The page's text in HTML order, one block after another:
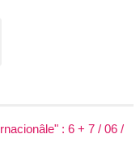
: 6 + 7 / 06 /